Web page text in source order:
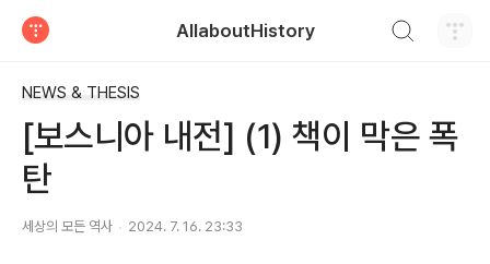
AllaboutHistory
NEWS & THESIS
[보스니아 내전] (1) 책이 막은 폭
탄
세상의 모든 역사 2024. 7. 16. 23:33